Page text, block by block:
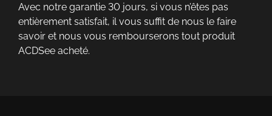
Avec notre garantie 30 jours, si vous n’êtes pas
entièrement satisfait, il vous suffit de nous le faire
savoir et nous vous rembourserons tout produit
ACDSee acheté.